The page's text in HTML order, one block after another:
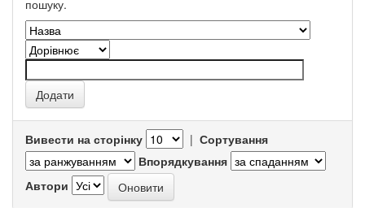
пошуку.
Вивести на сторінку | Сортування
Впорядкування
Автори